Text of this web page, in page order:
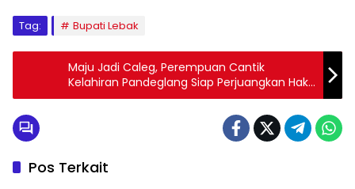
Tag: Bupati Lebak
Maju Jadi Caleg, Perempuan Cantik
Kelahiran Pandeglang Siap Perjuangkan Hak
Perempuan dan Anak
Pos Terkait